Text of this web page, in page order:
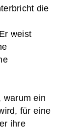
die
weist
warum ein
für eine
ihre